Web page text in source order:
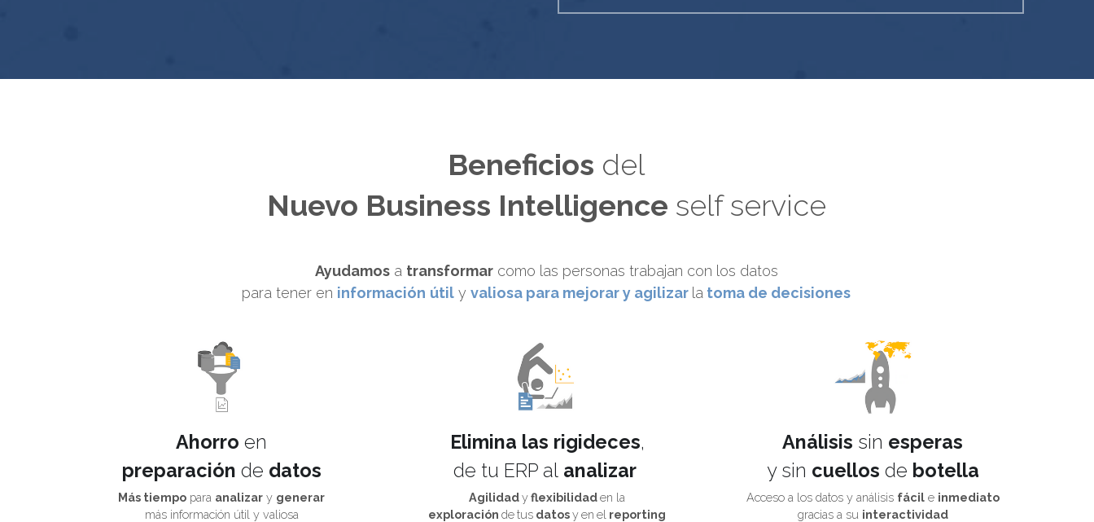
Beneficios del
Nuevo Business Intelligence self service
Ayudamos a transformar como las personas trabajan con los datos
para tener en información útil y valiosa para mejorar y agilizar la toma de decisiones
Ahorro en
preparación de datos
Más tiempo para analizar y generar
más información útil y valiosa
Elimina las rigideces,
de tu ERP al analizar
Agilidad y flexibilidad en la
exploración detus datos yen el reporting
Análisis sin esperas
y sin cuellos de botella
Acceso a los datos y análisis fácil e inmediato
gracias a su interactividad